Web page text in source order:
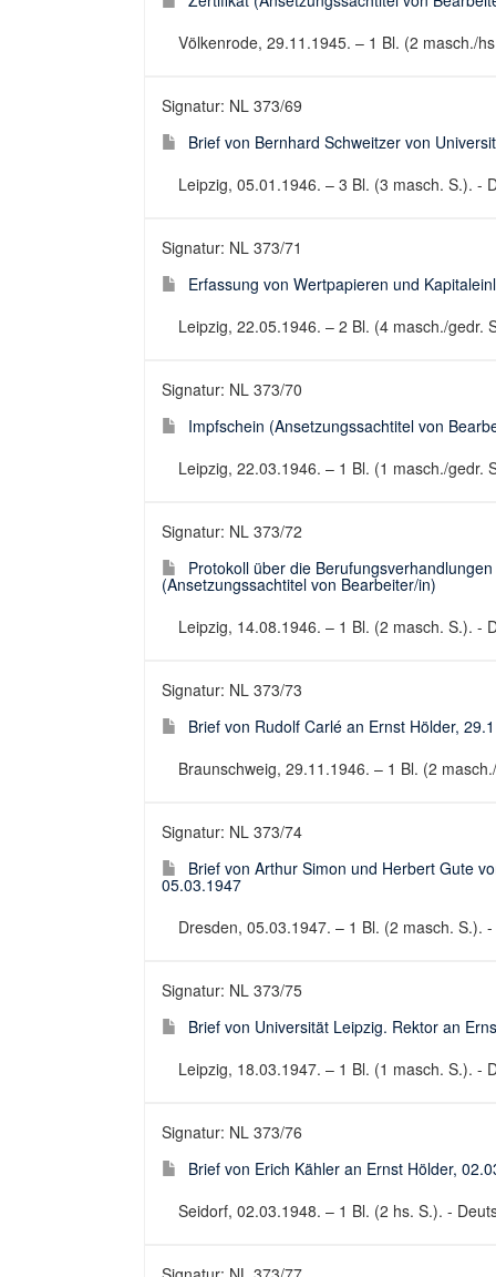
Völkenrode, 29.11.1945. – 1 Bl. (2 masch./
Signatur: NL 373/69
Brief von Bernhard Schweitzer von
Leipzig, 05.01.1946. – 3 Bl. (3 masch. S.). -
Signatur: NL 373/71
Erfassung von Wertpapieren und
Leipzig, 22.05.1946. – 2 Bl. (4 masch./gedr.
Signatur: NL 373/70
Impfschein (Ansetzungssachtitel von
Leipzig, 22.03.1946. – 1 Bl. (1 masch./gedr.
Signatur: NL 373/72
Protokoll über die
(Ansetzungssachtitel von Bearbeiter/in)
Leipzig, 14.08.1946. – 1 Bl. (2 masch. S.). -
Signatur: NL 373/73
Brief von Rudolf Carlé an Ernst Hölder,
Braunschweig, 29.11.1946. – 1 Bl. (2
Signatur: NL 373/74
Brief von Arthur Simon und Herbert Gute
05.03.1947
Dresden, 05.03.1947. – 1 Bl. (2 masch. S.).
Signatur: NL 373/75
Brief von Universität Leipzig. Rektor an
Leipzig, 18.03.1947. – 1 Bl. (1 masch. S.). -
Signatur: NL 373/76
Brief von Erich Kähler an Ernst Hölder,
Seidorf, 02.03.1948. – 1 Bl. (2 hs. S.). -